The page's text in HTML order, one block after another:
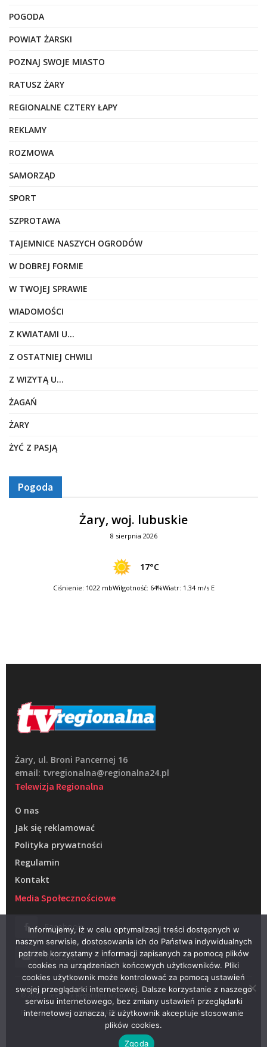
POGODA
POWIAT ŻARSKI
POZNAJ SWOJE MIASTO
RATUSZ ŻARY
REGIONALNE CZTERY ŁAPY
REKLAMY
ROZMOWA
SAMORZĄD
SPORT
SZPROTAWA
TAJEMNICE NASZYCH OGRODÓW
W DOBREJ FORMIE
W TWOJEJ SPRAWIE
WIADOMOŚCI
Z KWIATAMI U…
Z OSTATNIEJ CHWILI
Z WIZYTĄ U…
ŻAGAŃ
ŻARY
ŻYĆ Z PASJĄ
Pogoda
Żary, woj. lubuskie
8 sierpnia 2026
17°C
Ciśnienie: 1022 mbWilgotność: 64%Wiatr: 1.34 m/s E
Żary, ul. Broni Pancernej 16
email: tvregionalna@regionalna24.pl
Telewizja Regionalna
O nas
Jak się reklamować
Polityka prywatności
Regulamin
Kontakt
Media Społecznościowe
Facebook
Youtube
© 2022 – Telewizja Regionalna w Żarach
Projektowanie stron WWW –RAGACOM
Informujemy, iż w celu optymalizacji treści dostępnych w
naszym serwisie, dostosowania ich do Państwa indywidualnych
potrzeb korzystamy z informacji zapisanych za pomocą plików
cookies na urządzeniach końcowych użytkowników. Pliki
cookies użytkownik może kontrolować za pomocą ustawień
swojej przeglądarki internetowej. Dalsze korzystanie z naszego
serwisu internetowego, bez zmiany ustawień przeglądarki
internetowej oznacza, iż użytkownik akceptuje stosowanie
plików cookies.
Zgoda